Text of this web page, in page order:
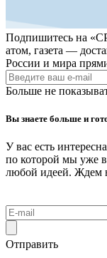
Подпишитесь на
атом, газета —
России и мира
Больше не
Вы знаете больше и
У вас есть
по которой мы уже
любой идеей. Ждем
Отправить